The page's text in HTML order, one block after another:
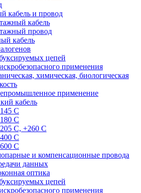
кабель и провод
кабель
провод
кабель
цепей
применения
химическая, биологическая
применение
кабель
С
C
С, +260 С
C
С
и компенсационные провода
данных
оптика
цепей
применения